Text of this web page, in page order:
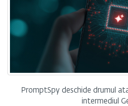
PromptSpy deschide drumul
intermediul